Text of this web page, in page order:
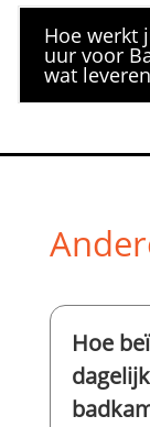
Hoe werkt
uur voor
wat
Hoe